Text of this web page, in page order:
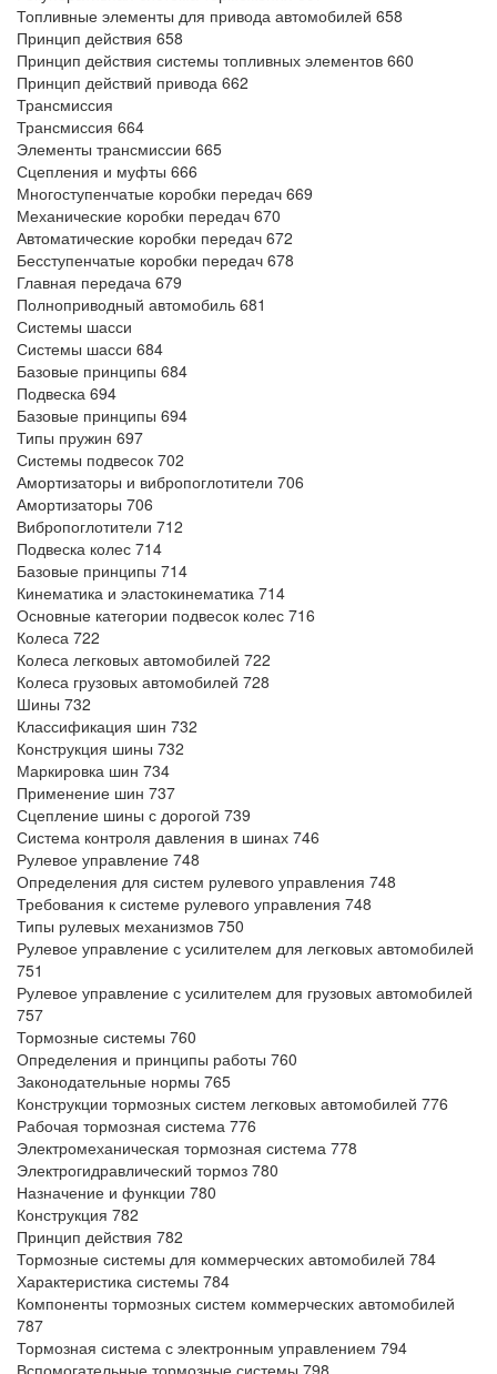
Топливные элементы для привода автомобилей 658
Принцип действия 658
Принцип действия системы топливных элементов 660
Принцип действий привода 662
Трансмиссия
Трансмиссия 664
Элементы трансмиссии 665
Сцепления и муфты 666
Многоступенчатые коробки передач 669
Механические коробки передач 670
Автоматические коробки передач 672
Бесступенчатые коробки передач 678
Главная передача 679
Полноприводный автомобиль 681
Системы шасси
Системы шасси 684
Базовые принципы 684
Подвеска 694
Базовые принципы 694
Типы пружин 697
Системы подвесок 702
Амортизаторы и вибропоглотители 706
Амортизаторы 706
Вибропоглотители 712
Подвеска колес 714
Базовые принципы 714
Кинематика и эластокинематика 714
Основные категории подвесок колес 716
Колеса 722
Колеса легковых автомобилей 722
Колеса грузовых автомобилей 728
Шины 732
Классификация шин 732
Конструкция шины 732
Маркировка шин 734
Применение шин 737
Сцепление шины с дорогой 739
Система контроля давления в шинах 746
Рулевое управление 748
Определения для систем рулевого управления 748
Требования к системе рулевого управления 748
Типы рулевых механизмов 750
Рулевое управление с усилителем для легковых автомобилей
751
Рулевое управление с усилителем для грузовых автомобилей
757
Тормозные системы 760
Определения и принципы работы 760
Законодательные нормы 765
Конструкции тормозных систем легковых автомобилей 776
Рабочая тормозная система 776
Электромеханическая тормозная система 778
Электрогидравлический тормоз 780
Назначение и функции 780
Конструкция 782
Принцип действия 782
Тормозные системы для коммерческих автомобилей 784
Характеристика системы 784
Компоненты тормозных систем коммерческих автомобилей
787
Тормозная система с электронным управлением 794
Вспомогательные тормозные системы 798